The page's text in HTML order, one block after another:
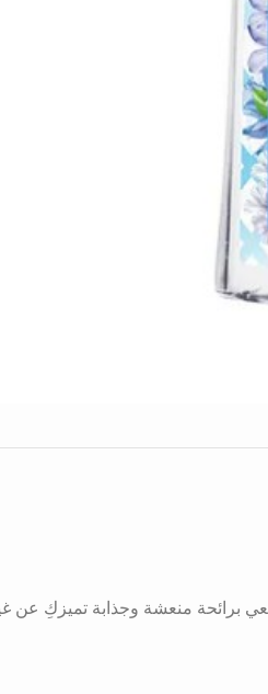
برائحة منعشة وجذابة تميزكِ